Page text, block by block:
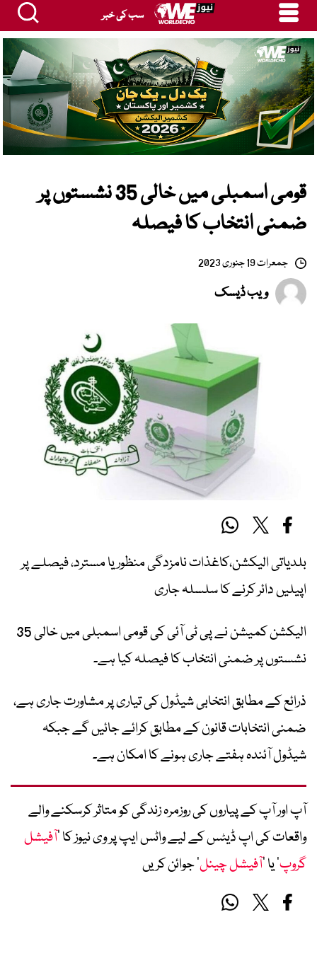
سب کی خبر
قومی اسمبلی میں خالی 35 نشستوں پر
ضمنی انتخاب کا فیصلہ
جمعرات 19 جنوری 2023
ویب ڈیسک
بلدیاتی الیکشن،کاغذات نامزدگی منظور یا مسترد، فیصلے پر
اپیلیں دائر کرنے کا سلسلہ جاری
الیکشن کمیشن نے پی ٹی آئی کی قومی اسمبلی میں خالی 35
نشستوں پر ضمنی انتخاب کا فیصلہ کیا ہے۔
ذرائع کے مطابق انتخابی شیڈول کی تیاری پر مشاورت جاری ہے،
ضمنی انتخابات قانون کے مطابق کرائے جائیں گے جبکہ
شیڈول آئندہ ہفتے جاری ہونے کا امکان ہے۔
آپ اور آپ کے پیاروں کی روزمرہ زندگی کو متاثر کرسکنے والے
واقعات کی اپ ڈیٹس کے لیے واٹس ایپ پر وی نیوز کا ’آفیشل
گروپ‘ یا ’آفیشل چینل‘ جوائن کریں